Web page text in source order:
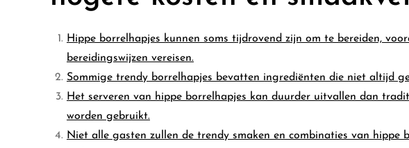
Hippe borrelhapjes kunnen soms tijdrovend zijn om te bereiden,
bereidingswijzen vereisen.
Sommige trendy borrelhapjes bevatten ingrediënten die niet altijd
Het serveren van hippe borrelhapjes kan duurder uitvallen dan
worden gebruikt.
Niet alle gasten zullen de trendy smaken en combinaties van